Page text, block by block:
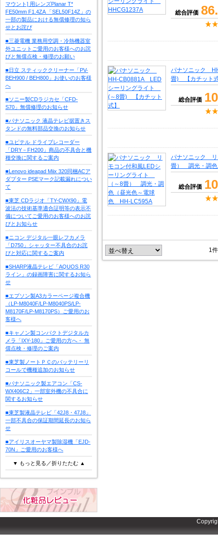
マウント] 用レンズPlanar T*
FE50mm F1.4ZA 「SEL50F14Z」の
一部の製品における無償修理の知ら
せとお詫び
■三菱電機 業務用空調・冷熱機器室
外ユニットご愛用のお客様へのお詫
びと無償点検・修理のお願い
■日立 スティッククリーナー「PV-
BEH900 / BEH800」お使いのお客様
へ
■ソニー製CDラジカセ「CFD-
S70」無償修理のお知らせ
■パナソニック 液晶テレビ据置きス
タンドの無料部品交換のお知らせ
■ユピテル ドライブレコーダー
「DRY－FH200」商品の不具合と機
種交換に関するご案内
■Lenovo ideapad Miix 320同梱ACア
ダプター PSEマーク記載漏れについ
て
■東芝 CDラジオ「TY-CWX90」電
波法の技術基準適合証明等の表示不
備についてご愛用のお客様へのお詫
びとお知らせ
■ニコン デジタル一眼レフカメラ
「D750」シャッター不具合のお詫
びと対応に関するご案内
■SHARP液晶テレビ「AQUOS R30
ライン」の録画障害に関するお知ら
せ
■エプソン製A3カラーページ複合機
（LP-M8040F/LP-M8040PS/LP-
M8170F/LP-M8170PS）ご愛用のお
客様へ
■キャノン製コンパクトデジタルカ
メラ「IXY-180」ご愛用の方へ・ 無
償点検・修理のご案内
■東芝製ノートＰＣのバッテリーリ
コールで機種追加のお知らせ
■パナソニック製エアコン「CS-
WX406C2」一部室外機の不具合に
関するお知らせ
■東芝製液晶テレビ「42J8・47J8」
一部不具合の保証期間延長のお知ら
せ
■アイリスオーヤマ製除湿機「EJD-
70N」ご愛用のお客様へ
▼ もっと見る／折りたたむ ▲
総合評価
パナソニック
畳) 【カチット
総合評価
パナソニック リ
畳） 調光・調
総合評価
1